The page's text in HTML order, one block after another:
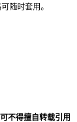
随时套用。
不得擅自转载引用